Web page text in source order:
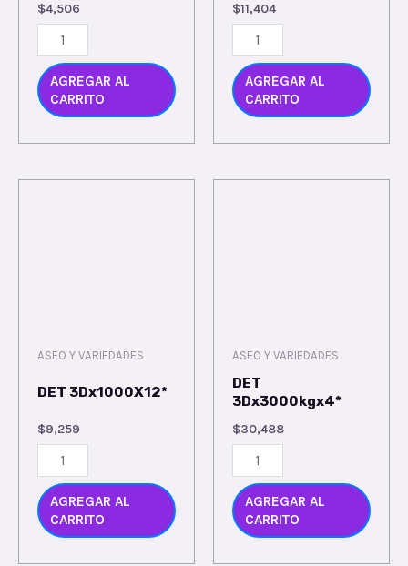
$4,506
AGREGAR AL
CARRITO
$11,404
AGREGAR AL
CARRITO
ASEO Y VARIEDADES
DET 3Dx1000X12*
$9,259
AGREGAR AL
CARRITO
ASEO Y VARIEDADES
DET
3Dx3000kgx4*
$30,488
AGREGAR AL
CARRITO